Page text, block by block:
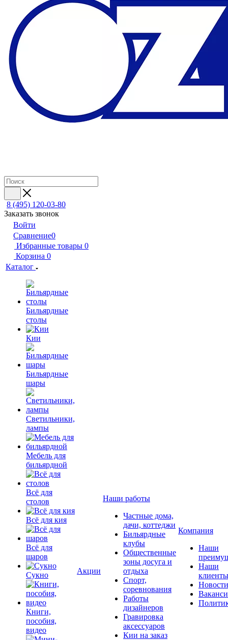
8 (495) 120-03-80
Заказать звонок
Войти
Сравнение0
Избранные товары 0
Корзина 0
Каталог
Бильярдные
столы
Кии
Бильярдные
шары
Светильники,
лампы
Мебель для
бильярдной
Всё для
столов
Всё для кия
Всё для
шаров
Сукно
Книги,
пособия,
видео
Акции
Наши работы
Частные дома,
дачи, коттеджи
Бильярдные
клубы
Общественные
зоны досуга и
отдыха
Спорт,
соревнования
Работы
дизайнеров
Гравировка
аксессуаров
Кии на заказ
Компания
Наши
Наши
клиенты
Новости